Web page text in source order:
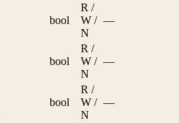
bool
R /
W /
N
—
bool
R /
W /
N
—
bool
R /
W /
N
—